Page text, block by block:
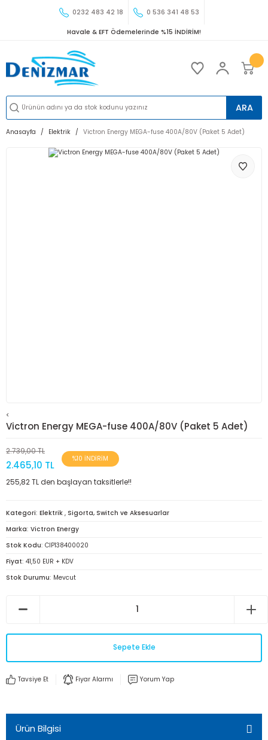
0232 483 42 18 0 536 341 48 53
Havale & EFT Ödemelerinde %15 İNDİRİM!
ARA
Anasayfa Elektrik Victron Energy MEGA-fuse 400A/80V (Paket 5 Adet)
<
Victron Energy MEGA-fuse 400A/80V (Paket 5 Adet)
2.739,00 TL
2.465,10 TL
%10 İNDİRİM
255,82 TL den başlayan taksitlerle!!
Kategori Elektrik , Sigorta, Switch ve Aksesuarlar
Marka Victron Energy
Stok Kodu CIP138400020
Fiyat 41,50 EUR + KDV
Stok Durumu Mevcut
Sepete Ekle
Tavsiye Et Fiyar Alarmı Yorum Yap
Ürün Bilgisi